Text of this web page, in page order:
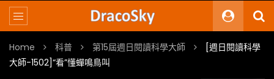
Home 科普 第15屆週日閱讀科學大師
[週日閱讀科學
大師-1502]“看”懂蟬鳴鳥叫